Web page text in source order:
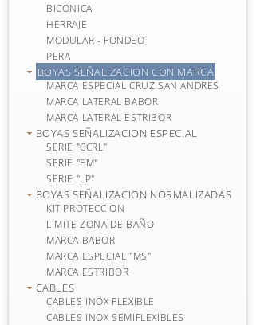
BICONICA
HERRAJE
MODULAR - FONDEO
PERA
BOYAS SEÑALIZACION CON MARCA
MARCA ESPECIAL CRUZ SAN ANDRES
MARCA LATERAL BABOR
MARCA LATERAL ESTRIBOR
BOYAS SEÑALIZACION ESPECIAL
SERIE "CCRL"
SERIE "EM"
SERIE "LP"
BOYAS SEÑALIZACION NORMALIZADAS
KIT PROTECCION
LIMITE ZONA DE BAÑO
MARCA BABOR
MARCA ESPECIAL "MS"
MARCA ESTRIBOR
CABLES
CABLES INOX FLEXIBLE
CABLES INOX SEMIFLEXIBLES